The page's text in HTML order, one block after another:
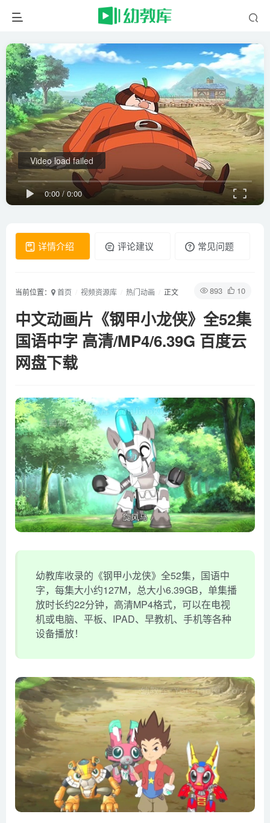
0:00 / 0:00
Video load failed
详情介绍 评论建议 常见问题
893 10
当前位置： 首页 视频资源库 热门动画 正文
中文动画片《钢甲小龙侠》全52集
国语中字 高清/MP4/6.39G 百度云
网盘下载
幼教库收录的《钢甲小龙侠》全52集，国语中
字，每集大小约127M，总大小6.39GB，单集播
放时长约22分钟，高清MP4格式，可以在电视
机或电脑、平板、IPAD、早教机、手机等各种
设备播放！